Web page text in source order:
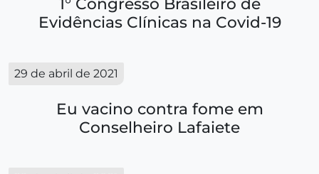
Evidências Clínicas na Covid-19
29 de abril de 2021
Eu vacino contra fome em
Conselheiro Lafaiete